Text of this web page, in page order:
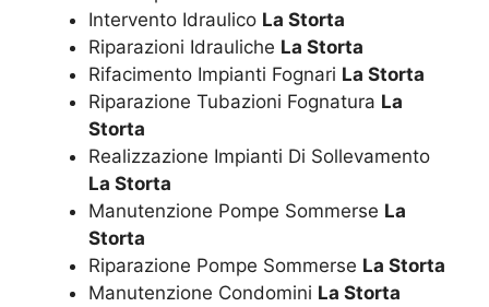
Intervento Idraulico La Storta
Riparazioni Idrauliche La Storta
Rifacimento Impianti Fognari La Storta
Riparazione Tubazioni Fognatura La
Storta
Realizzazione Impianti Di Sollevamento
La Storta
Manutenzione Pompe Sommerse La
Storta
Riparazione Pompe Sommerse La Storta
Manutenzione Condomini La Storta